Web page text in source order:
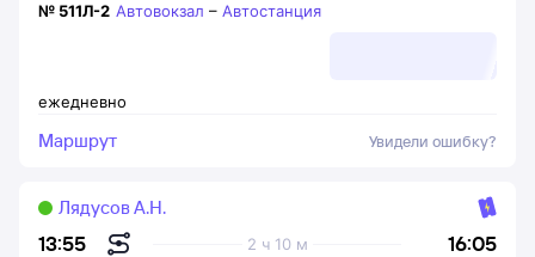
ежедневно
№ 511Л-2 Автовокзал – Автостанция
Маршрут Увидели ошибку?
13:55 16:05
2 ч 10 м
Лядусов А.Н.